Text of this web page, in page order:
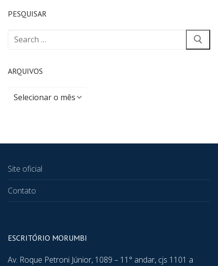
PESQUISAR
ARQUIVOS
Site oficial
Contato
ESCRITÓRIO MORUMBI
Av. Roque Petroni Júnior, 1089 – 11° andar, cjs 1101 a